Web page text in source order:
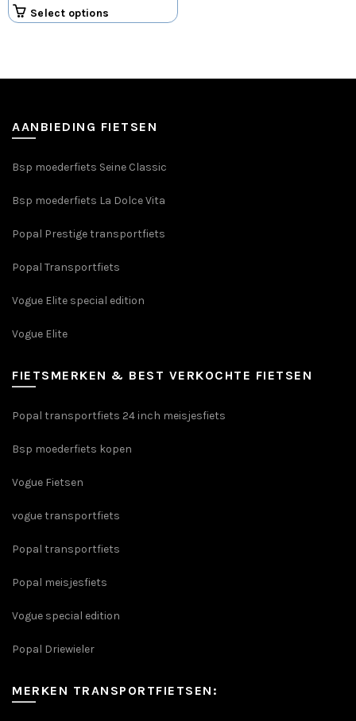
Select options
variaties.
kan
worden
de
AANBIEDING FIETSEN
Bsp moederfiets Seine Classic
Bsp moederfiets La Dolce Vita
Popal Prestige transportfiets
Popal Transportfiets
Vogue Elite special edition
Vogue Elite
FIETSMERKEN & BEST VERKOCHTE FIETSEN
Popal transportfiets 24 inch meisjesfiets
Bsp moederfiets kopen
Vogue Fietsen
vogue transportfiets
Popal transportfiets
Popal meisjesfiets
Vogue special edition
Popal Driewieler
MERKEN TRANSPORTFIETSEN: